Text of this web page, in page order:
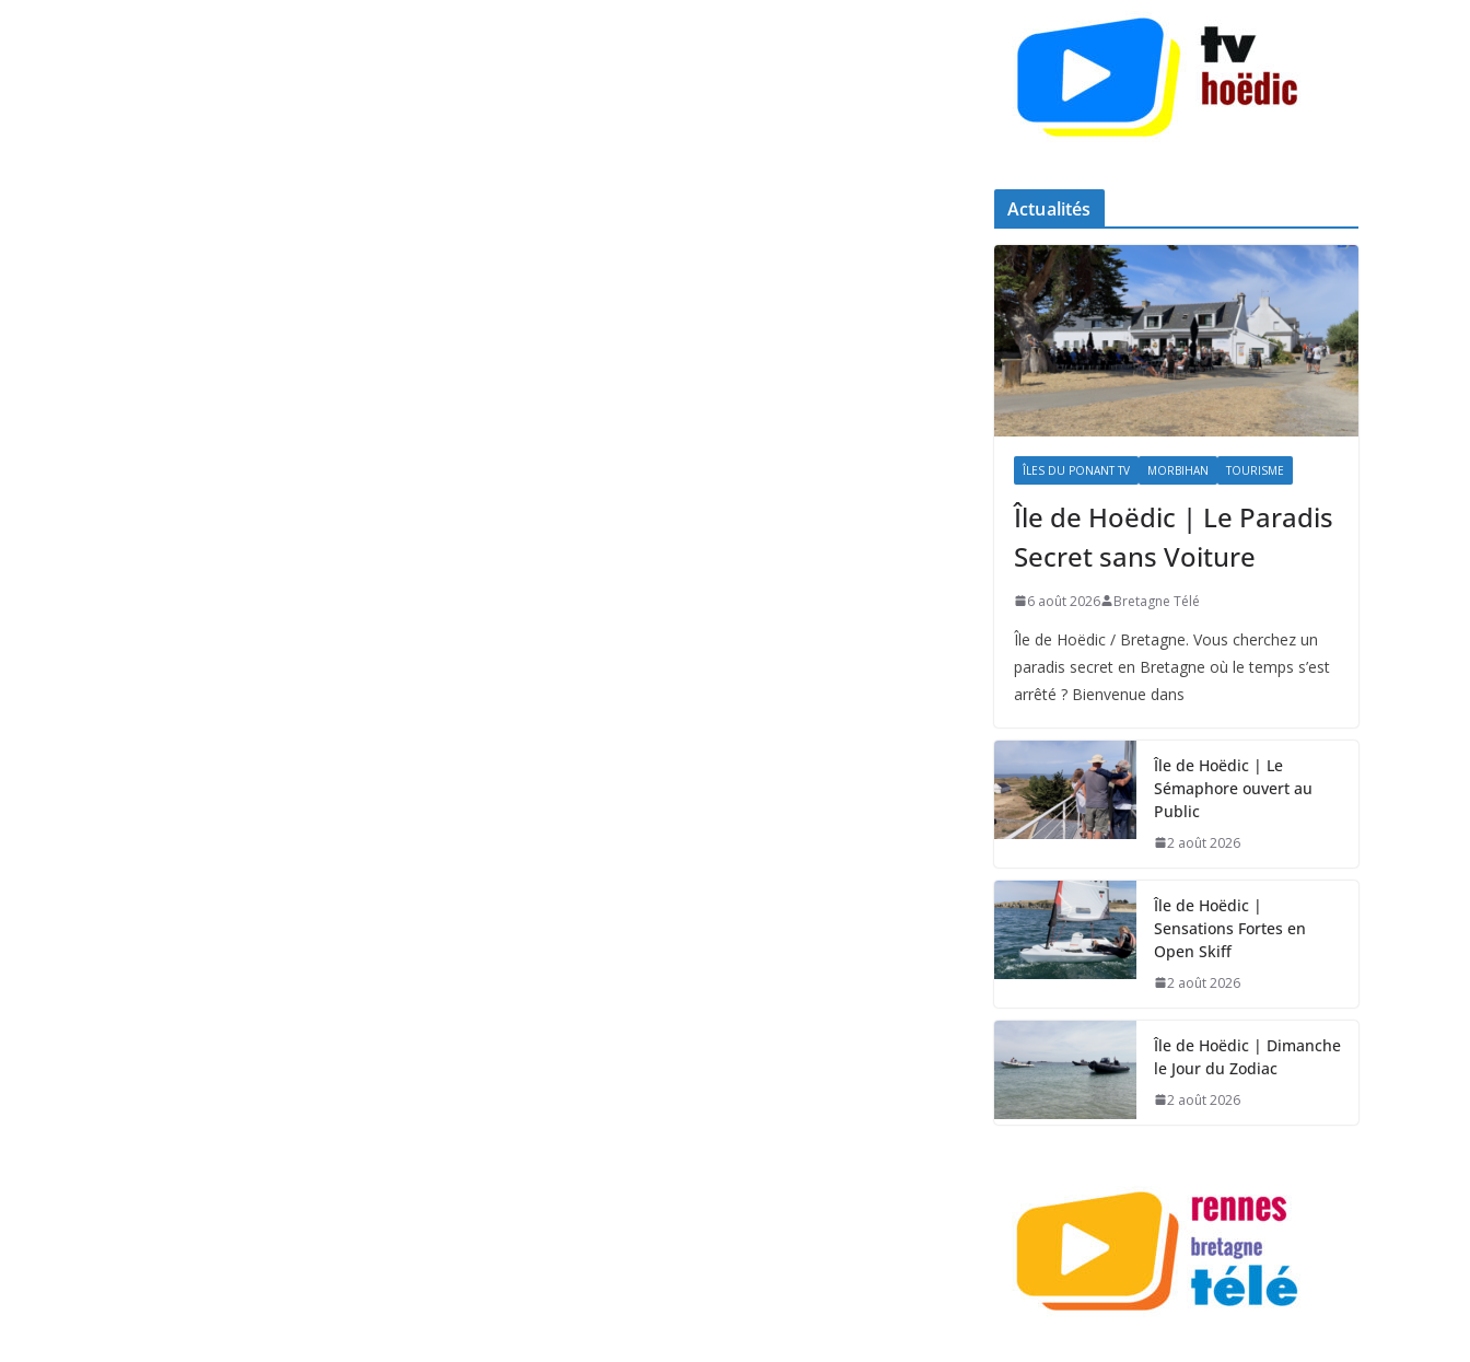
Actualités
ÎLES DU PONANT TV MORBIHAN TOURISME
Île de Hoëdic | Le Paradis
Secret sans Voiture
6 août 2026 Bretagne Télé
Île de Hoëdic / Bretagne. Vous cherchez un
paradis secret en Bretagne où le temps s’est
arrêté ? Bienvenue dans
Île de Hoëdic | Le
Sémaphore ouvert au
Public
2 août 2026
Île de Hoëdic |
Sensations Fortes en
Open Skiff
2 août 2026
Île de Hoëdic | Dimanche
le Jour du Zodiac
2 août 2026